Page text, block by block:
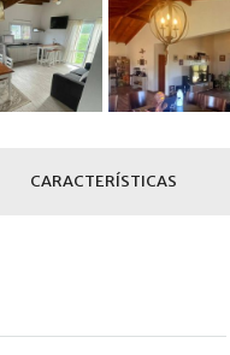
CARACTERÍSTICAS